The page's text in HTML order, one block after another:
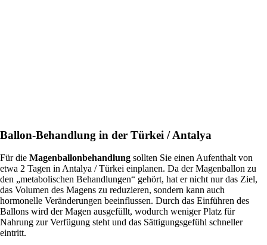
Ballon-Behandlung in der Türkei / Antalya
Für die Magenballonbehandlung sollten Sie einen Aufenthalt von
etwa 2 Tagen in Antalya / Türkei einplanen. Da der Magenballon zu
den „metabolischen Behandlungen“ gehört, hat er nicht nur das Ziel,
das Volumen des Magens zu reduzieren, sondern kann auch
hormonelle Veränderungen beeinflussen. Durch das Einführen des
Ballons wird der Magen ausgefüllt, wodurch weniger Platz für
Nahrung zur Verfügung steht und das Sättigungsgefühl schneller
eintritt.